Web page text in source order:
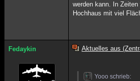
werden kann. In
Hochhaus mit viel
Fedaykin Aktuelles aus
Yooo schrieb: